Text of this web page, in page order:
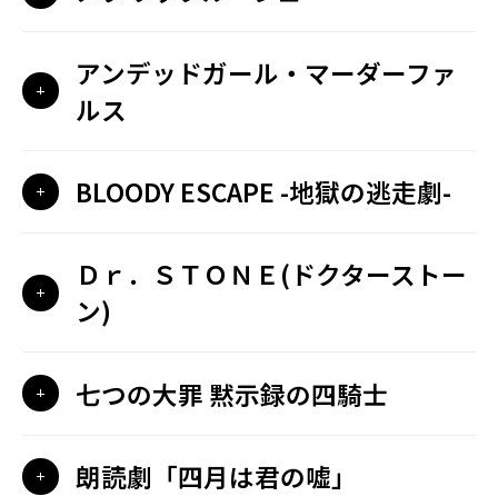
アンデッドガール・マーダーファ
ルス
BLOODY ESCAPE -地獄の逃走劇-
Ｄｒ．ＳＴＯＮＥ(ドクターストー
ン)
七つの大罪 黙示録の四騎士
朗読劇「四月は君の嘘」